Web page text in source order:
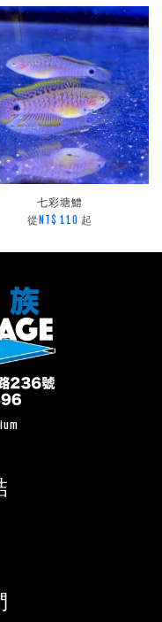
七彩塘鱧
從 NT$ 110 起